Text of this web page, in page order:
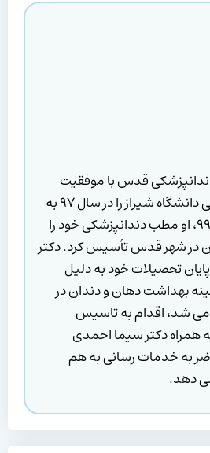
قدس با موفقیت
دانشکده دندانپزشکی دانشگاه شیراز را در سال ۹۷ به
پایان رساند. در سال ۹۹، او مطب دندانپزشکی خود را
در شهر قدس تأسیس کرد. دکتر
تحصیلات خود به دلیل
بهداشت دهان و دندان در
شد، اقدام به تاسیس
دکتر سیما احمدی
به خدمات رسانی به هم
دهد.